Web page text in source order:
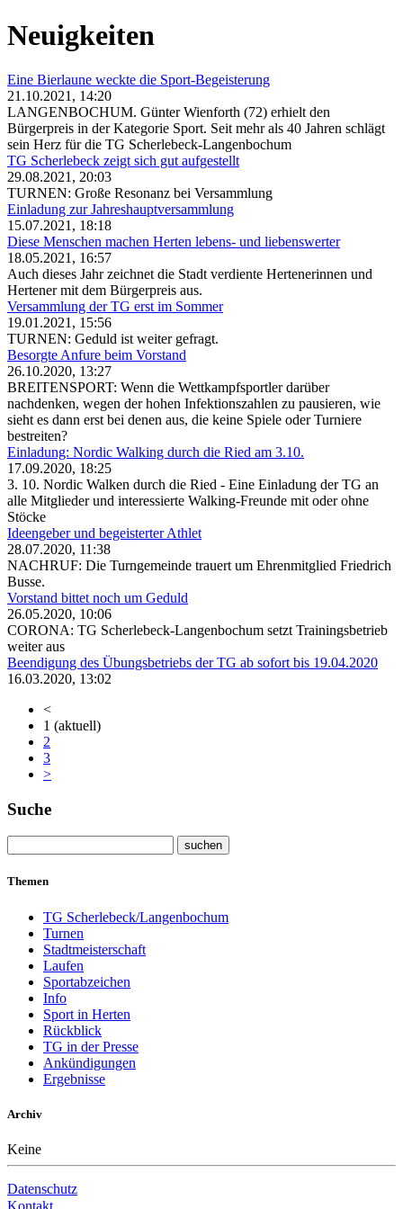
Neuigkeiten
Eine Bierlaune weckte die Sport-Begeisterung
21.10.2021, 14:20
LANGENBOCHUM. Günter Wienforth (72) erhielt den
Bürgerpreis in der Kategorie Sport. Seit mehr als 40 Jahren schlägt
sein Herz für die TG Scherlebeck-Langenbochum
TG Scherlebeck zeigt sich gut aufgestellt
29.08.2021, 20:03
TURNEN: Große Resonanz bei Versammlung
Einladung zur Jahreshauptversammlung
15.07.2021, 18:18
Diese Menschen machen Herten lebens- und liebenswerter
18.05.2021, 16:57
Auch dieses Jahr zeichnet die Stadt verdiente Hertenerinnen und
Hertener mit dem Bürgerpreis aus.
Versammlung der TG erst im Sommer
19.01.2021, 15:56
TURNEN: Geduld ist weiter gefragt.
Besorgte Anfure beim Vorstand
26.10.2020, 13:27
BREITENSPORT: Wenn die Wettkampfsportler darüber
nachdenken, wegen der hohen Infektionszahlen zu pausieren, wie
sieht es dann erst bei denen aus, die keine Spiele oder Turniere
bestreiten?
Einladung: Nordic Walking durch die Ried am 3.10.
17.09.2020, 18:25
3. 10. Nordic Walken durch die Ried - Eine Einladung der TG an
alle Mitglieder und interessierte Walking-Freunde mit oder ohne
Stöcke
Ideengeber und begeisterter Athlet
28.07.2020, 11:38
NACHRUF: Die Turngemeinde trauert um Ehrenmitglied Friedrich
Busse.
Vorstand bittet noch um Geduld
26.05.2020, 10:06
CORONA: TG Scherlebeck-Langenbochum setzt Trainingsbetrieb
weiter aus
Beendigung des Übungsbetriebs der TG ab sofort bis 19.04.2020
16.03.2020, 13:02
<
1 (aktuell)
2
3
>
Suche
Themen
TG Scherlebeck/Langenbochum
Turnen
Stadtmeisterschaft
Laufen
Sportabzeichen
Info
Sport in Herten
Rückblick
TG in der Presse
Ankündigungen
Ergebnisse
Archiv
Keine
Datenschutz
Kontakt